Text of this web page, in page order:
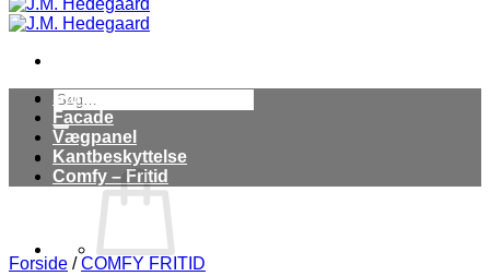
Søg
efter:
Stuk
Facade
Vægpanel
Kantbeskyttelse
Comfy – Fritid
Forside / COMFY FRITID